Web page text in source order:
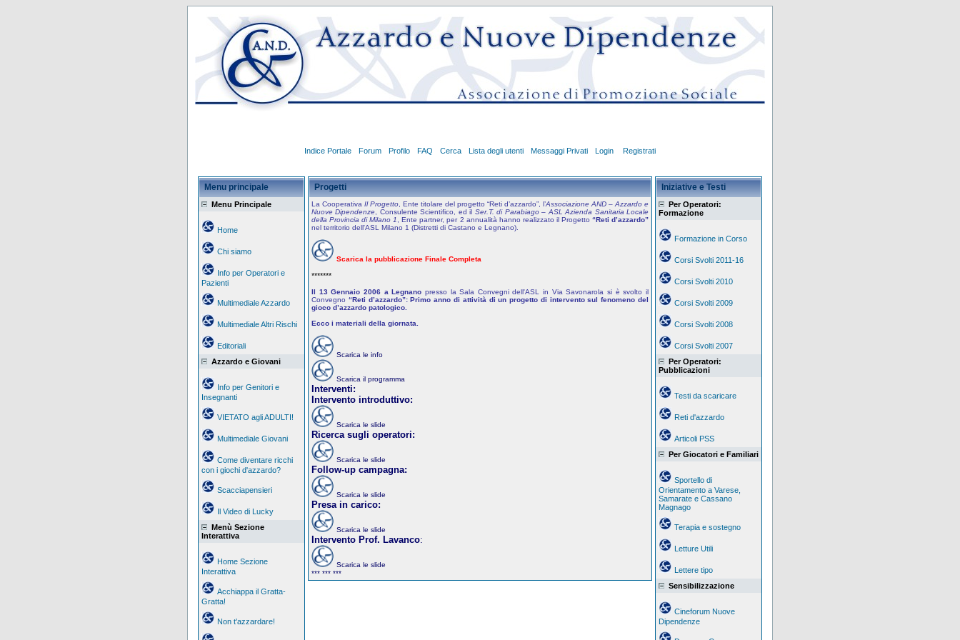
Indice Portale Forum Profilo FAQ Cerca Lista degli utenti Messaggi Privati Login Registrati
Menu principale
Menu Principale
Home
Chi siamo
Info per Operatori e
Pazienti
Multimediale Azzardo
Multimediale Altri Rischi
Editoriali
Azzardo e Giovani
Info per Genitori e
Insegnanti
VIETATO agli ADULTI!
Multimediale Giovani
Come diventare ricchi
con i giochi d'azzardo?
Scacciapensieri
Il Video di Lucky
Menù Sezione
Interattiva
Home Sezione
Interattiva
Acchiappa il Gratta-
Gratta!
Non t'azzardare!
Progetti
La Cooperativa Il Progetto , Ente titolare del progetto “Reti d’azzardo”, l’Associazione AND – Azzardo e
Nuove Dipendenze , Consulente Scientifico, ed il Ser.T. di Parabiago – ASL Azienda Sanitaria Locale
della Provincia di Milano 1
, Ente partner, per 2 annualità hanno realizzato il Progetto “Reti d’azzardo”
nel territorio dell'ASL Milano 1 (Distretti di Castano e Legnano).
Scarica la pubblicazione Finale Completa
*******
Il 13 Gennaio 2006 a Legnano presso la Sala Convegni dell'ASL in Via Savonarola si è svolto il
Convegno “Reti d’azzardo”: Primo anno di attività di un progetto di intervento sul fenomeno del
gioco d’azzardo patologico.
Ecco i materiali della giornata.
Scarica le info
Scarica il programma
Interventi:
Intervento introduttivo:
Scarica le slide
Ricerca sugli operatori:
Scarica le slide
Follow-up campagna:
Scarica le slide
Presa in carico:
Scarica le slide
Intervento Prof. Lavanco:
Scarica le slide
*** *** ***
Iniziative e Testi
Per Operatori:
Formazione
Formazione in Corso
Corsi Svolti 2011-16
Corsi Svolti 2010
Corsi Svolti 2009
Corsi Svolti 2008
Corsi Svolti 2007
Per Operatori:
Pubblicazioni
Testi da scaricare
Reti d'azzardo
Articoli PSS
Per Giocatori e Familiari
Sportello di
Orientamento a Varese,
Samarate e Cassano
Magnago
Terapia e sostegno
Letture Utili
Lettere tipo
Sensibilizzazione
Cineforum Nuove
Dipendenze